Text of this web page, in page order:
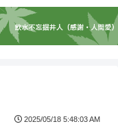
2025/05/18 5:48:03 AM